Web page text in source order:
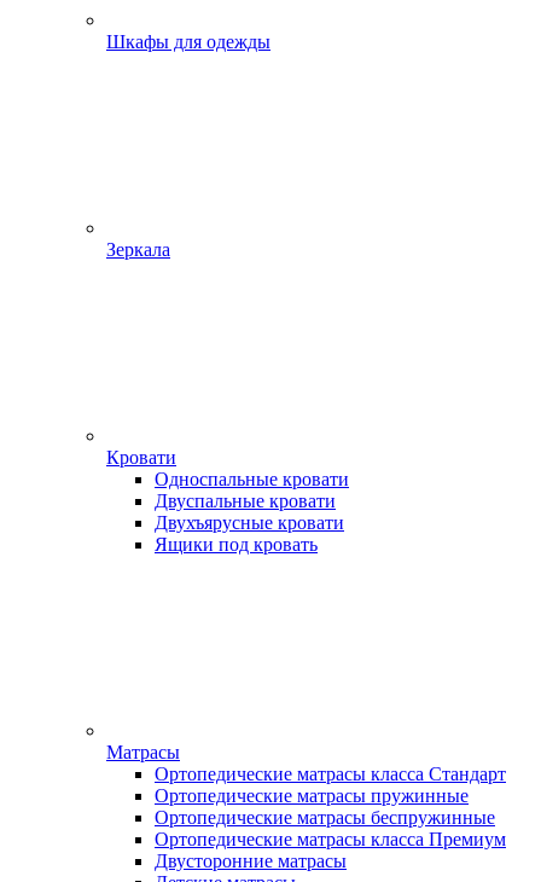
Шкафы для одежды
Зеркала
Кровати
Односпальные кровати
Двуспальные кровати
Двухъярусные кровати
Ящики под кровать
Матрасы
Ортопедические матрасы класса Стандарт
Ортопедические матрасы пружинные
Ортопедические матрасы беспружинные
Ортопедические матрасы класса Премиум
Двусторонние матрасы